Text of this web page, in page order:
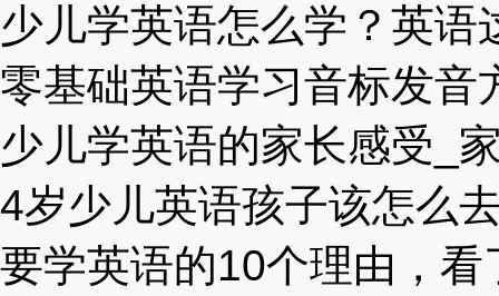
少儿学英语怎么学？英语
零基础英语学习音标发音
少儿学英语的家长感受_
4岁少儿英语孩子该怎么
要学英语的10个理由，看